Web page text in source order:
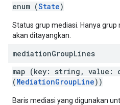
enum (State)
Status grup mediasi. Hanya
akan ditayangkan.
mediationGroupLines
map (key: string, value:
(MediationGroupLine))
Baris mediasi yang digunakan